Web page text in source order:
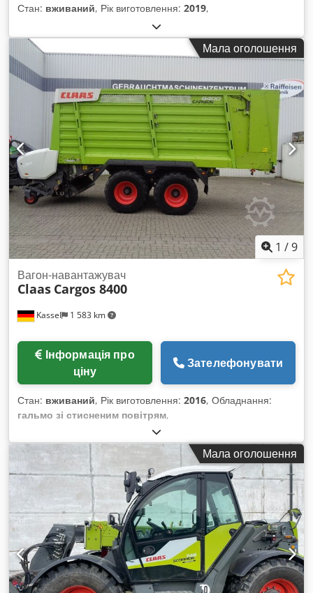
Стан: вживаний, Рік виготовлення: 2019,
Мала оголошення
1 /9
Kassel 1 583 km
Вагон-навантажувач
Claas Cargos 8400
ціну
Зателефонувати
Стан: вживаний, Рік виготовлення: 2016, Обладнання:
гальмо зі стисненим повітрям,
Мала оголошення